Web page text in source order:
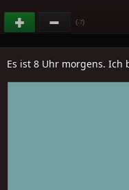
(-7)
Es ist 8 Uhr morgens.